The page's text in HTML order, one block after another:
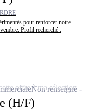
pour renforcer notre
Profil recherché :
(H/F)
Non renseigné
offre à ma sélection